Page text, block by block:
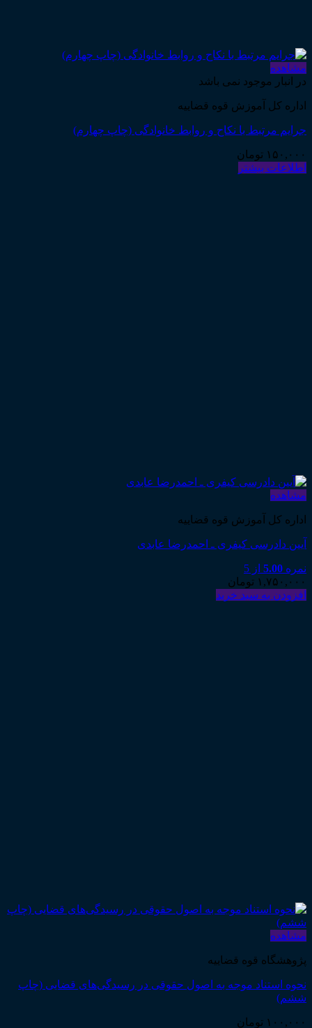
مشاهده
در انبار موجود نمی باشد
اداره کل آموزش قوه قضاییه
جرایم مرتبط با نکاح و روابط خانوادگی (چاپ چهارم)
۱۵۰,۰۰۰ تومان
اطلاعات بیشتر
مشاهده
اداره کل آموزش قوه قضاییه
آیین دادرسی کیفری ـ احمدرضا عابدی
نمره 5.00 از 5
۱,۷۵۰,۰۰۰ تومان
افزودن به سبد خرید
مشاهده
پژوهشگاه قوه قضاییه
نحوه استناد موجه به اصول حقوقی در رسیدگی‌های قضایی (چاپ
ششم)
۱۰۰,۰۰۰ تومان